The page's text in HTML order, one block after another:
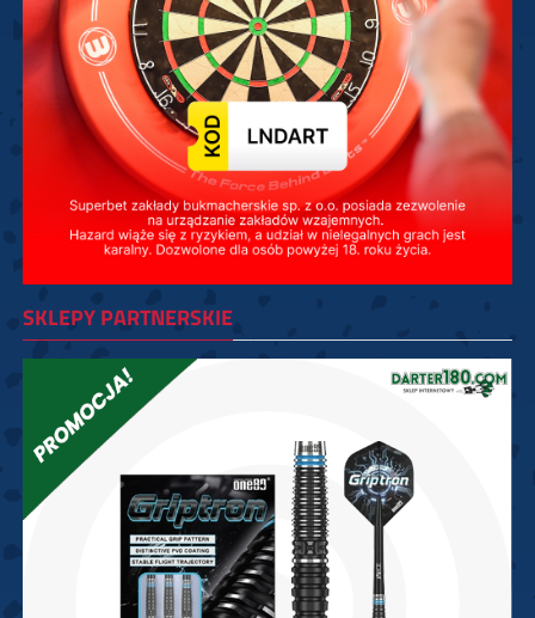
SKLEPY PARTNERSKIE